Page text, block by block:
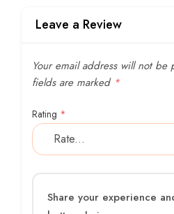
Leave a Review
Your email address will not be
fields are marked *
Rating *